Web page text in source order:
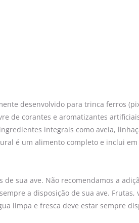
desenvolvido para trinca ferros
de corantes e aromatizantes
integrais como aveia,
é um alimento completo e inclui em
sua ave. Não recomendamos a
a disposição de sua ave. Frutas,
limpa e fresca deve estar sempre